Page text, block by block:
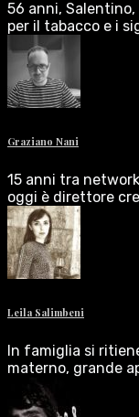
56 anni,
per il tabacco e i
Graziano Nani
15 anni tra
oggi è direttore
Leila Salimbeni
In famiglia si
materno, grande